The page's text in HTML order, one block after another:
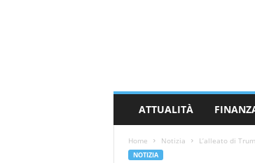
ATTUALITÀ
Home Notizia L’alleato di
NOTIZIA